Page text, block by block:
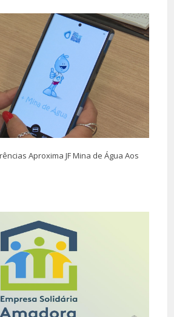
Aproxima JF Mina de Água Aos